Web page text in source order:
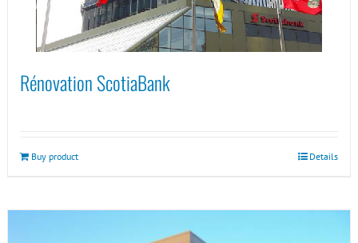
Rénovation ScotiaBank
Buy product Details